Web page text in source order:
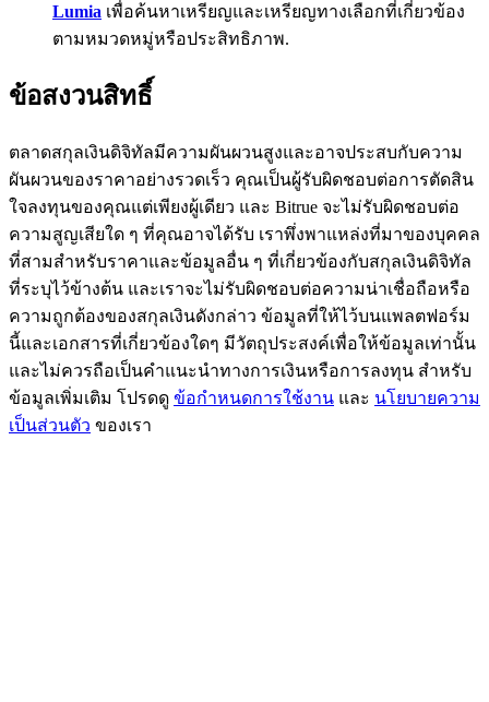
Crypto World Cup 2026: Grand Finale
กิจกรรมเพิ่มเติม
รับรางวัลและสิทธิพิเศษสุดพิเศษ
ศูนย์รางวัล
เข้าสู่ระบบลงชื่อ
Lumia เพื่อค้นหาเหรียญและเหรียญทางเลือกที่เกี่ยวข้อง
ตามหมวดหมู่หรือประสิทธิภาพ.
ข้อสงวนสิทธิ์
ตลาดสกุลเงินดิจิทัลมีความผันผวนสูงและอาจประสบกับความ
ผันผวนของราคาอย่างรวดเร็ว คุณเป็นผู้รับผิดชอบต่อการตัดสิน
ใจลงทุนของคุณแต่เพียงผู้เดียว และ Bitrue จะไม่รับผิดชอบต่อ
ความสูญเสียใด ๆ ที่คุณอาจได้รับ เราพึ่งพาแหล่งที่มาของบุคคล
ที่สามสำหรับราคาและข้อมูลอื่น ๆ ที่เกี่ยวข้องกับสกุลเงินดิจิทัล
ที่ระบุไว้ข้างต้น และเราจะไม่รับผิดชอบต่อความน่าเชื่อถือหรือ
ความถูกต้องของสกุลเงินดังกล่าว ข้อมูลที่ให้ไว้บนแพลตฟอร์ม
นี้และเอกสารที่เกี่ยวข้องใดๆ มีวัตถุประสงค์เพื่อให้ข้อมูลเท่านั้น
และไม่ควรถือเป็นคำแนะนำทางการเงินหรือการลงทุน สำหรับ
ข้อมูลเพิ่มเติม โปรดดู ข้อกำหนดการใช้งาน และ นโยบายความ
เป็นส่วนตัว ของเรา